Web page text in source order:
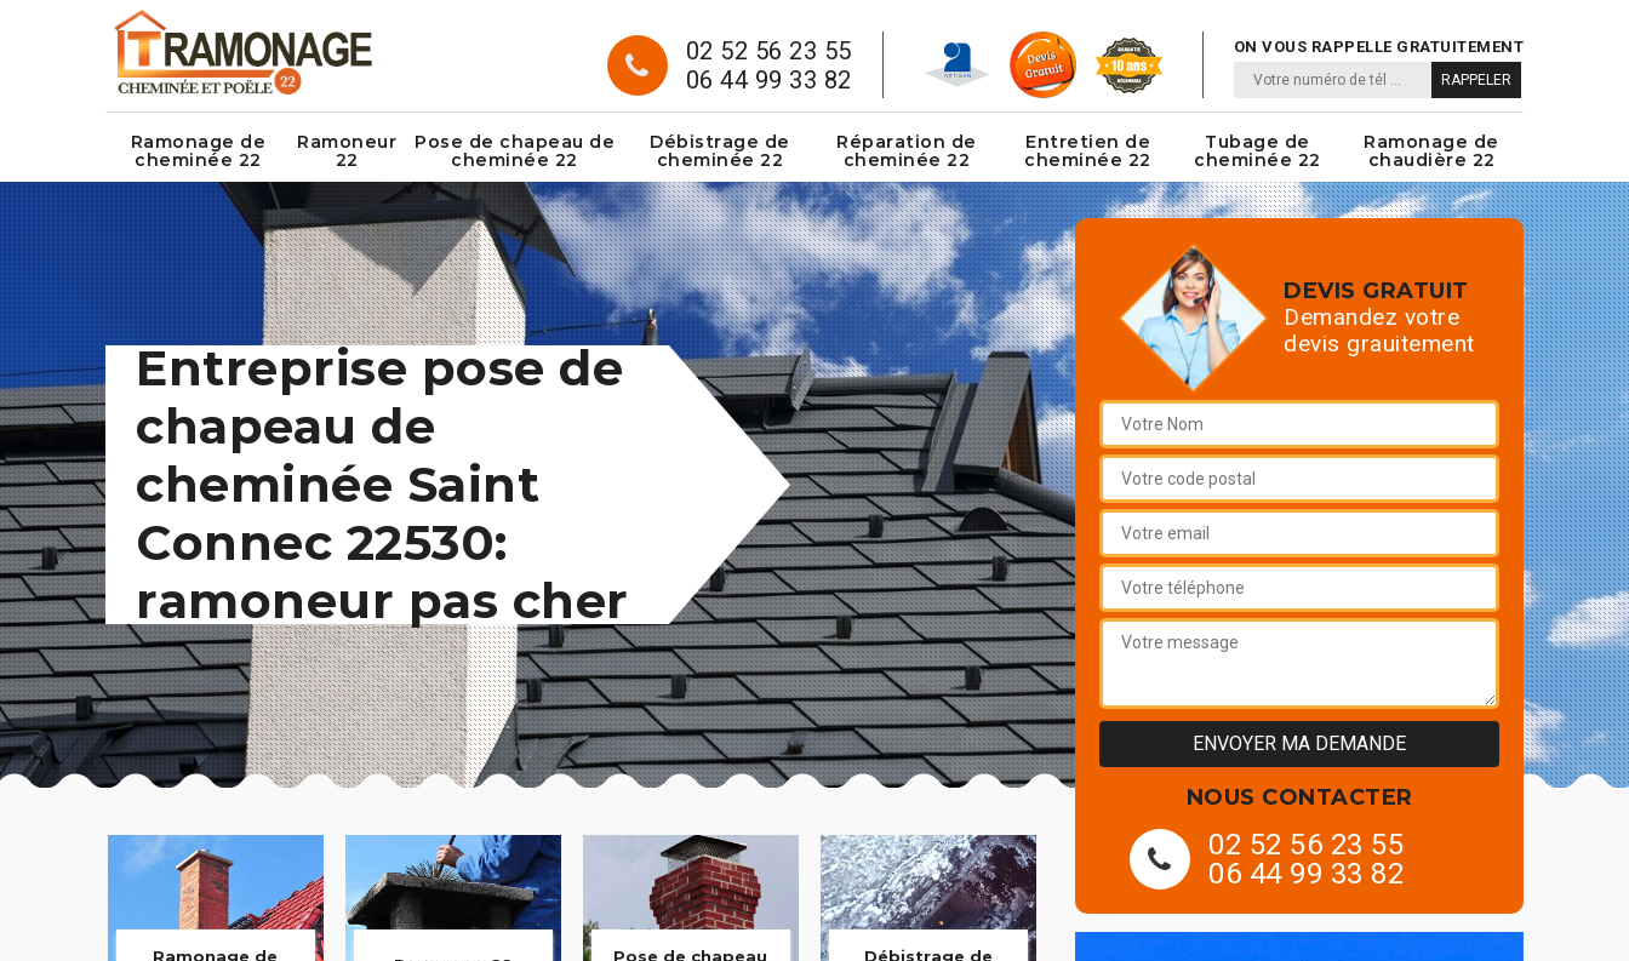
02 52 56 23 55
06 44 99 33 82
ON VOUS RAPPELLE GRATUITEMENT
Ramonage de
cheminée 22
Ramoneur
22
Pose de chapeau de
cheminée 22
Débistrage de
cheminée 22
Réparation de
cheminée 22
Entretien de
cheminée 22
Tubage de
cheminée 22
Ramonage de
chaudière 22
Entreprise pose de
chapeau de
cheminée Saint
Connec 22530:
ramoneur pas cher
Ramonage de
Pose de chapeau
Débistrage de
DEVIS GRATUIT
Demandez votre
devis grauitement
NOUS CONTACTER
02 52 56 23 55
06 44 99 33 82